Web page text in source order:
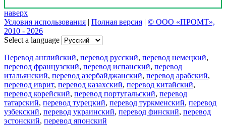
наверх
Условия использования | Полная версия | © ООО «ПРОМТ»,
2010 - 2026
Select a language
Перевод английский, перевод русский, перевод немецкий,
перевод французский, перевод испанский, перевод
итальянский, перевод азербайджанский, перевод арабский,
перевод иврит, перевод казахский, перевод китайский,
перевод корейский, перевод португальский, перевод
татарский, перевод турецкий, перевод туркменский, перевод
узбекский, перевод украинский, перевод финский, перевод
эстонский, перевод японский